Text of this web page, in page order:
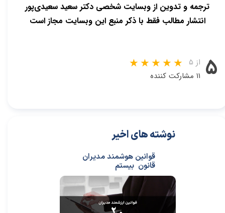
ترجمه و تدوین از وبسایت شخصی دکتر سعید سعیدی‌پور
انتشار مطالب فقط با ذکر منبع این وبسایت مجاز است
۵ از ۵
۱۱ مشارکت کننده
قوانین هوشمند مدیران
قانون بیستم
نوشته های اخیر